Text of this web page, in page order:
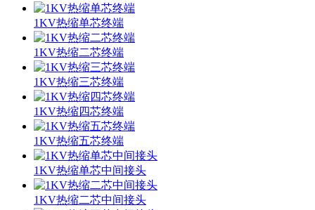
1KV热缩单芯终端
1KV热缩二芯终端
1KV热缩三芯终端
1KV热缩四芯终端
1KV热缩五芯终端
1KV热缩单芯中间接头
1KV热缩二芯中间接头